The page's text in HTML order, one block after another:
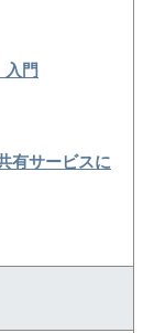
門
有サービスに